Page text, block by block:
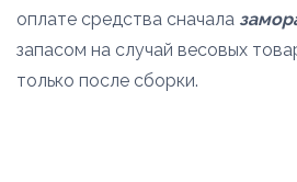
оплате средства сначала
запасом на случай весовых
только после сборки.